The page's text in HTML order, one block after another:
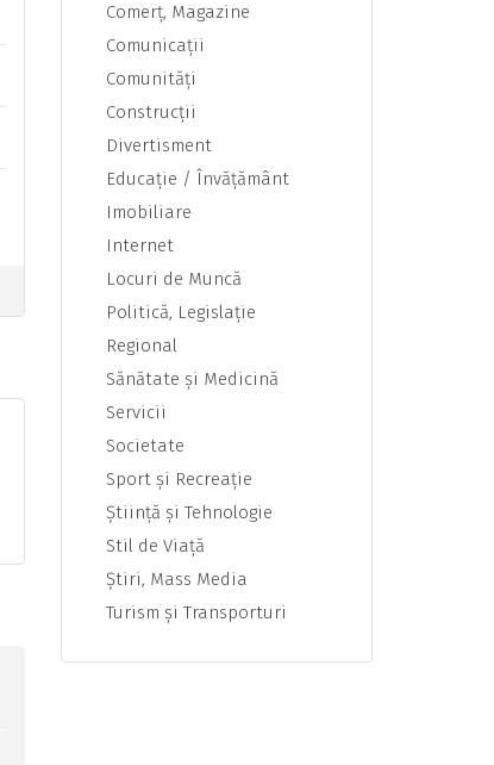
Comerţ, Magazine
Comunicaţii
Comunităţi
Construcţii
Divertisment
Educaţie / Învăţământ
Imobiliare
Internet
Locuri de Muncă
Politică, Legislaţie
Regional
Sănătate şi Medicină
Servicii
Societate
Sport şi Recreaţie
Ştiinţă şi Tehnologie
Stil de Viaţă
Ştiri, Mass Media
Turism şi Transporturi